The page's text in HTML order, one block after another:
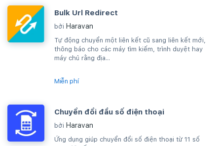
Bulk Url Redirect
bởi Haravan
Tự động chuyển một liên kết cũ sang liên kết mới,
thông báo cho các máy tìm kiếm, trình duyệt hay
máy chủ rằng địa...
Miễn phí
Chuyển đổi đầu số điện thoại
bởi Haravan
Ứng dụng giúp chuyển đổi số điện thoại từ 11 số